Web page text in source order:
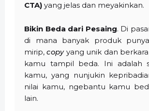
CTA) yang jelas dan meyakinkan.
Bikin Beda dari Pesaing. Di
di mana banyak produk
mirip,copyyang unik dan
kamu tampil beda. Ini adalah
kamu, yang nunjukin
nilai kamu, ngebantu kamu
lain.